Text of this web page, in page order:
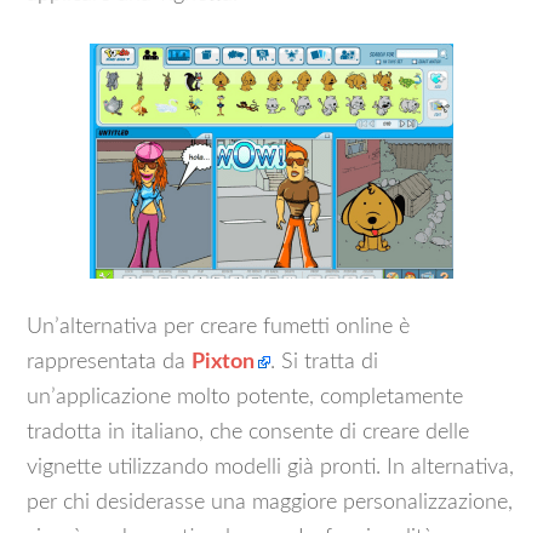
Un’alternativa per creare fumetti online è
rappresentata da Pixton
. Si tratta di
un’applicazione molto potente, completamente
tradotta in italiano, che consente di creare delle
vignette utilizzando modelli già pronti. In alternativa,
per chi desiderasse una maggiore personalizzazione,